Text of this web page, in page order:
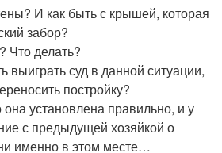
И как быть с крышей, которая
забор?
Что делать?
выиграть суд в данной ситуации,
постройку?
она установлена правильно, и у
с предыдущей хозяйкой о
именно в этом месте…